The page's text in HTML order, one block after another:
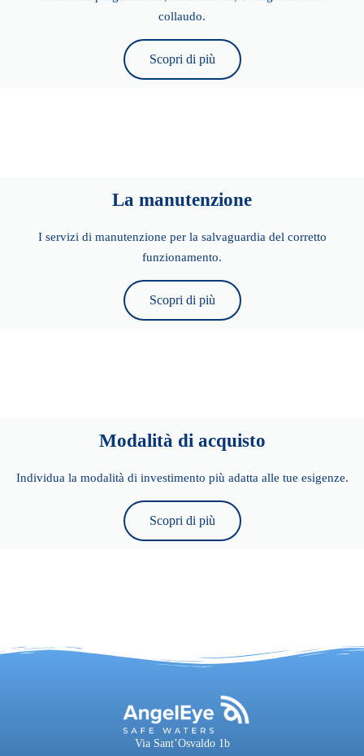
collaudo.
Scopri di più
La manutenzione
I servizi di manutenzione per la salvaguardia del corretto
funzionamento.
Scopri di più
Modalità di acquisto
Individua la modalità di investimento più adatta alle tue esigenze.
Scopri di più
Via Sant’Osvaldo 1b